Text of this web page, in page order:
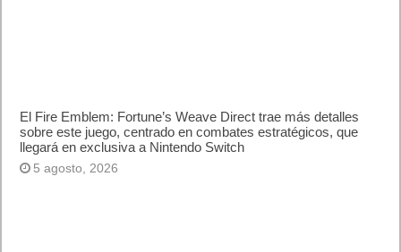
El Fire Emblem: Fortune’s Weave Direct trae más detalles
sobre este juego, centrado en combates estratégicos, que
llegará en exclusiva a Nintendo Switch